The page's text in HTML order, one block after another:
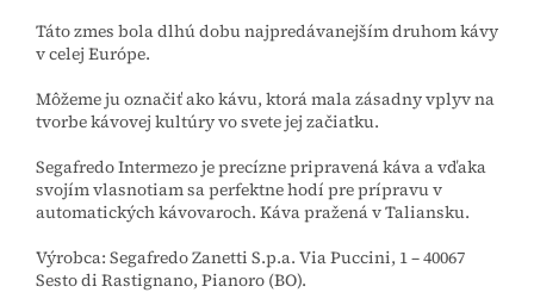
Táto zmes bola dlhú dobu najpredávanejším druhom kávy
v celej Európe.
Môžeme ju označiť ako kávu, ktorá mala zásadny vplyv na
tvorbe kávovej kultúry vo svete jej začiatku.
Segafredo Intermezo je precízne pripravená káva a vďaka
svojím vlasnotiam sa perfektne hodí pre prípravu v
automatických kávovaroch. Káva pražená v Taliansku.
Výrobca: Segafredo Zanetti S.p.a. Via Puccini, 1 – 40067
Sesto di Rastignano, Pianoro (BO).